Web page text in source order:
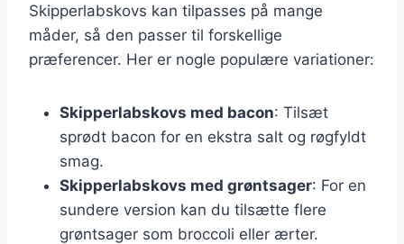
Skipperlabskovs kan tilpasses på mange
måder, så den passer til forskellige
præferencer. Her er nogle populære variationer:
Skipperlabskovs med bacon: Tilsæt
sprødt bacon for en ekstra salt og røgfyldt
smag.
Skipperlabskovs med grøntsager: For en
sundere version kan du tilsætte flere
grøntsager som broccoli eller ærter.